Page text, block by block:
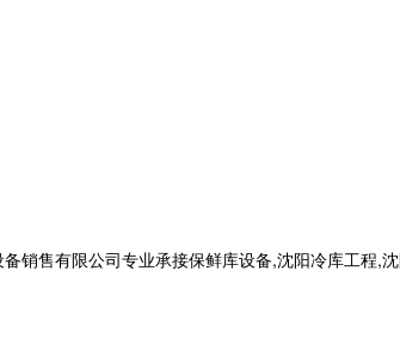
销售有限公司专业承接保鲜库设备,沈阳冷库工程,